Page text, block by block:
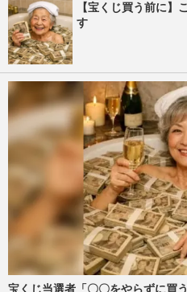
【宝くじ買う前に】
す
宝くじ当選者「〇〇をやらずに買